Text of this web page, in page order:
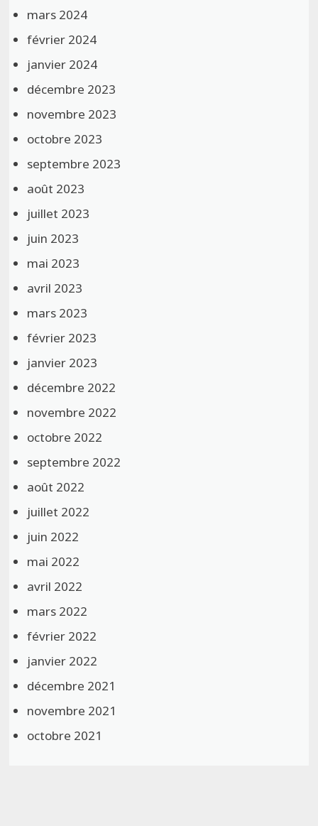
mars 2024
février 2024
janvier 2024
décembre 2023
novembre 2023
octobre 2023
septembre 2023
août 2023
juillet 2023
juin 2023
mai 2023
avril 2023
mars 2023
février 2023
janvier 2023
décembre 2022
novembre 2022
octobre 2022
septembre 2022
août 2022
juillet 2022
juin 2022
mai 2022
avril 2022
mars 2022
février 2022
janvier 2022
décembre 2021
novembre 2021
octobre 2021